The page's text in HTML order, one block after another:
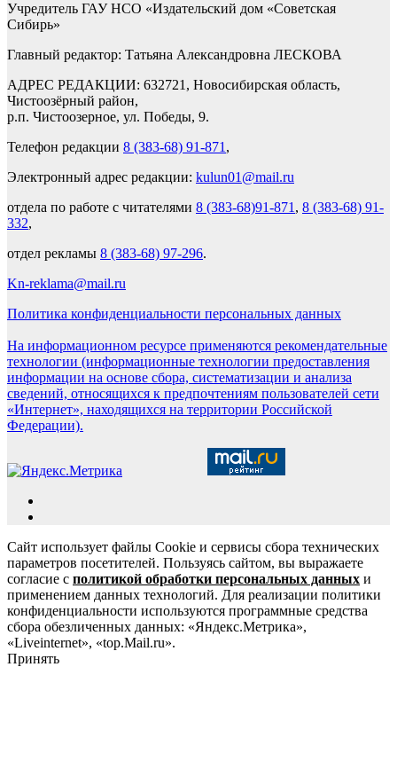
Учредитель ГАУ НСО «Издательский дом «Советская
Сибирь»
Главный редактор: Татьяна Александровна ЛЕСКОВА
АДРЕС РЕДАКЦИИ: 632721, Новосибирская область,
Чистоозёрный район,
р.п. Чистоозерное, ул. Победы, 9.
Телефон редакции 8 (383-68) 91-871 ,
Электронный адрес редакции: kulun01@mail.ru
отдела по работе с читателями 8 (383-68)91-871 , 8 (383-68) 91-
332,
отдел рекламы 8 (383-68) 97-296.
Kn-reklama@mail.ru
Политика конфиденциальности персональных данных
На информационном ресурсе применяются рекомендательные
технологии (информационные технологии предоставления
информации на основе сбора, систематизации и анализа
сведений, относящихся к предпочтениям пользователей сети
«Интернет», находящихся на территории Российской
Федерации).
Сайт использует файлы Cookie и сервисы сбора технических
параметров посетителей. Пользуясь сайтом, вы выражаете
согласие с политикой обработки персональных данных и
применением данных технологий. Для реализации политики
конфиденциальности используются программные средства
сбора обезличенных данных: «Яндекс.Метрика»,
«Liveinternet», «top.Mail.ru».
Принять